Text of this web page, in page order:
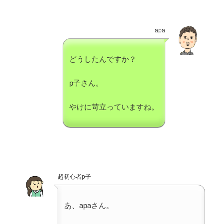
apa
どうしたんですか？
p子さん。
やけに苛立っていますね。
超初心者p子
あ、apaさん。